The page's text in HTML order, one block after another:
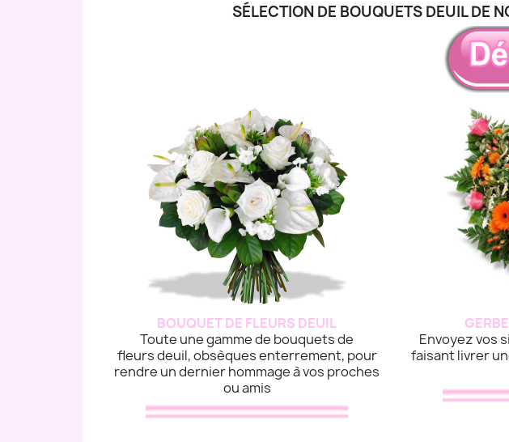
SÉLECTION DE BOUQUETS DEUIL DE
BOUQUET DE FLEURS DEUIL
Toute une gamme de bouquets de
fleurs deuil, obsèques enterrement, pour
rendre un dernier hommage à vos proches
ou amis
Envoyez vos
faisant livrer